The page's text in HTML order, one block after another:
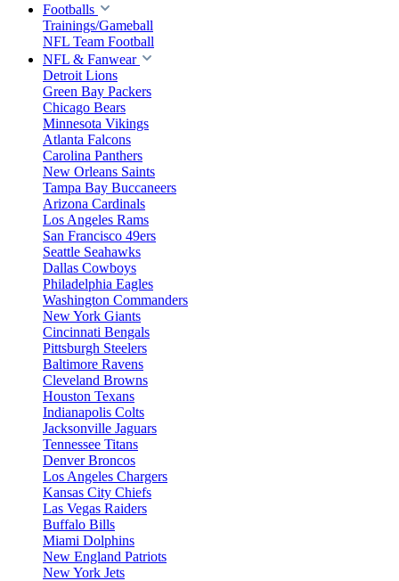
Footballs
Trainings/Gameball
NFL Team Football
NFL & Fanwear
Detroit Lions
Green Bay Packers
Chicago Bears
Minnesota Vikings
Atlanta Falcons
Carolina Panthers
New Orleans Saints
Tampa Bay Buccaneers
Arizona Cardinals
Los Angeles Rams
San Francisco 49ers
Seattle Seahawks
Dallas Cowboys
Philadelphia Eagles
Washington Commanders
New York Giants
Cincinnati Bengals
Pittsburgh Steelers
Baltimore Ravens
Cleveland Browns
Houston Texans
Indianapolis Colts
Jacksonville Jaguars
Tennessee Titans
Denver Broncos
Los Angeles Chargers
Kansas City Chiefs
Las Vegas Raiders
Buffalo Bills
Miami Dolphins
New England Patriots
New York Jets